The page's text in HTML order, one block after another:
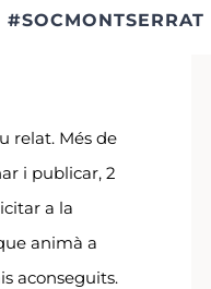
#SOCMONTSERRAT
relat. Més de
i publicar, 2
a la
animà a
aconseguits.